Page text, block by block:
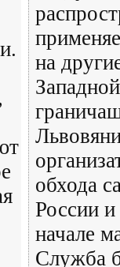
на
обхода
России
начале
Служба